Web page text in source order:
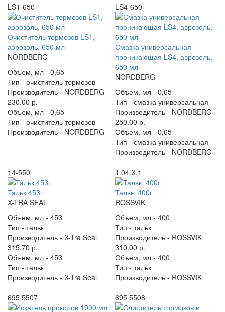
LS1-650
Очиститель тормозов LS1,
аэрозоль, 650 мл
NORDBERG
Объем, мл - 0,65
Тип - очиститель тормозов
Производитель - NORDBERG
230.00 р.
Объем, мл - 0,65
Тип - очиститель тормозов
Производитель - NORDBERG
LS4-650
Смазка универсальная
проникающая LS4, аэрозоль,
650 мл
NORDBERG
Объем, мл - 0,65
Тип - смазка универсальная
Производитель - NORDBERG
250.00 р.
Объем, мл - 0,65
Тип - смазка универсальная
Производитель - NORDBERG
14-550
Тальк 453г
X-TRA SEAL
Объем, мл - 453
Тип - тальк
Производитель - X-Tra Seal
315.70 р.
Объем, мл - 453
Тип - тальк
Производитель - X-Tra Seal
T.04.X.1
Тальк, 400г
ROSSVIK
Объем, мл - 400
Тип - тальк
Производитель - ROSSVIK
310.00 р.
Объем, мл - 400
Тип - тальк
Производитель - ROSSVIK
695 5507
695 5508